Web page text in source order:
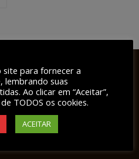
site para fornecer a
lembrando suas
Ao clicar em “Aceitar”,
TODOS os cookies.
ACEITAR